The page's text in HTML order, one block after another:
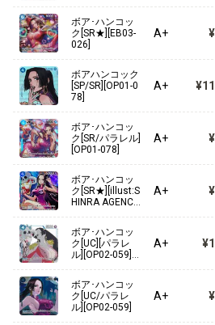
【ST-14】3D2Y
【ST-13】3兄弟の絆
【ST-12】ゾロ&サンジ
【ST-11】Side ウタ
【ST-10】“三船長”集結
【ST-09】Side ヤマト
【ST-07】ビッグ・マム海賊団
【ST-06】海軍
【ST-05】ONE PIECE FILM edition
ボア･ハンコッ
ク[SR★][EB03-
026]
A+
ボアハンコック
[SP/SR][OP01-0
78]
A+
ボア･ハンコッ
ク[SR/パラレル]
[OP01-078]
A+
ボア･ハンコッ
ク[SR★][illust:S
HINRA AGENCY
A+
ボア･ハンコッ
ク[UC][パラレ
ル][OP02-059]
②]
A+
ボア･ハンコッ
ク[UC/パラレ
ル][OP02-059]
A+